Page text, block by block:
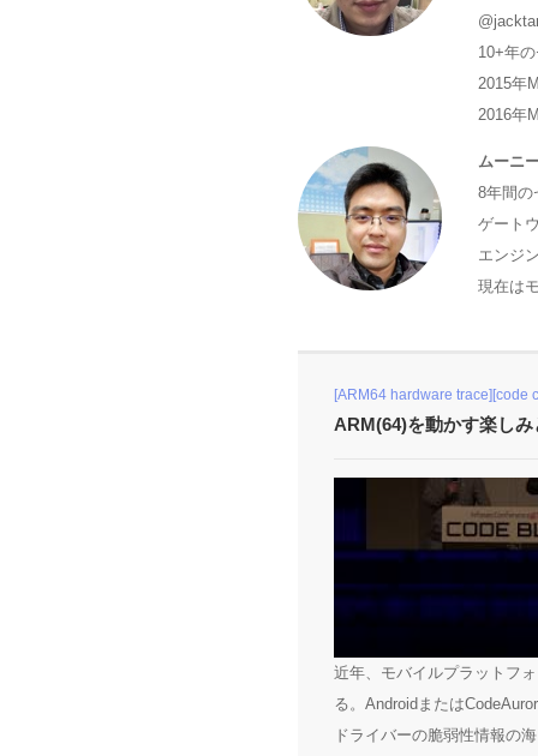
10+年
2015年
2016年
ムーニ
8年間の
ゲート
エンジ
現在は
[ARM64 hardware trace][code
ARM(64)を動かす楽しみ
近年、モバイルプラットフ
る。Androidまたは
ドライバーの脆弱性情報の